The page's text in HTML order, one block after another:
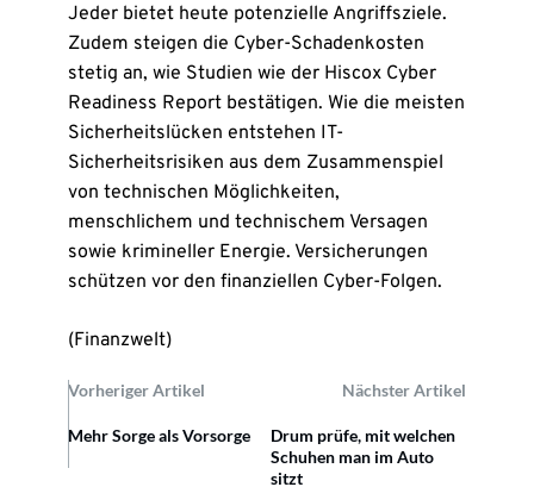
Jeder bietet heute potenzielle Angriffsziele.
Zudem steigen die Cyber-Schadenkosten
stetig an, wie Studien wie der Hiscox Cyber
Readiness Report bestätigen. Wie die meisten
Sicherheitslücken entstehen IT-
Sicherheitsrisiken aus dem Zusammenspiel
von technischen Möglichkeiten,
menschlichem und technischem Versagen
sowie krimineller Energie. Versicherungen
schützen vor den finanziellen Cyber-Folgen.
(Finanzwelt)
Vorheriger Artikel Nächster Artikel
Mehr Sorge als Vorsorge
Drum prüfe, mit welchen
Schuhen man im Auto
sitzt